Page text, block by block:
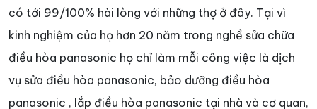
có tới 99/100% hài lòng với những thợ ở đây. Tại vì
kinh nghiệm của họ hơn 20 năm trong nghề sửa chữa
điều hòa panasonic họ chỉ làm mỗi công việc là dịch
vụ sửa điều hòa panasonic, bảo dưỡng điều hòa
panasonic , lắp điều hòa panasonic tại nhà và cơ quan,